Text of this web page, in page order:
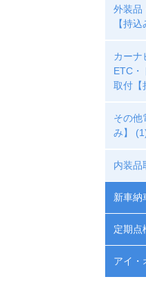
外装品
【持
カーナ
ETC・
取付【
その他
み】
内装品
新車納
定期点
アイ・